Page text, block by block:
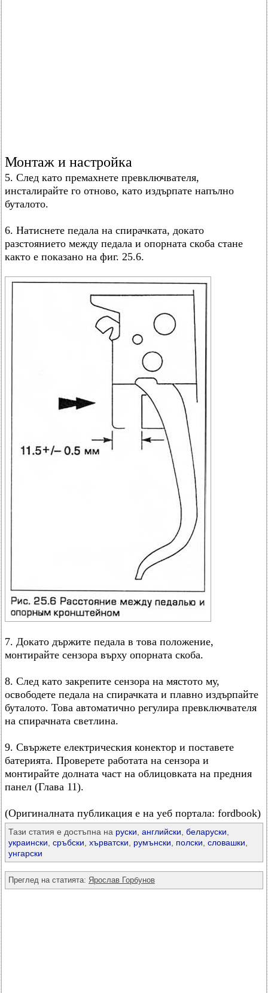
Монтаж и настройка
5. След като премахнете превключвателя,
инсталирайте го отново, като издърпате напълно
буталото.
6. Натиснете педала на спирачката, докато
разстоянието между педала и опорната скоба стане
както е показано на фиг. 25.6.
7. Докато държите педала в това положение,
монтирайте сензора върху опорната скоба.
8. След като закрепите сензора на мястото му,
освободете педала на спирачката и плавно издърпайте
буталото. Това автоматично регулира превключвателя
на спирачната светлина.
9. Свържете електрическия конектор и поставете
батерията. Проверете работата на сензора и
монтирайте долната част на облицовката на предния
панел (Глава 11).
(Оригиналната публикация е на уеб портала: fordbook)
Тази статия е достъпна на руски английски беларуски
украински сръбски хърватски румънски полски словашки
унгарски
Преглед на статията: Ярослав Горбунов